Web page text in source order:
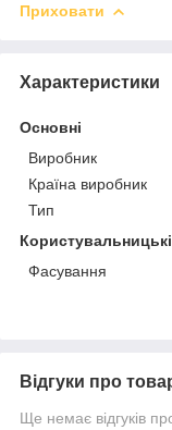
Приховати
Характеристики
Основні
Виробник
Країна виробник
Тип
Фасування
Відгуки про
Ще немає відгуків